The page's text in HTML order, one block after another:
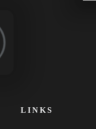
LINKS